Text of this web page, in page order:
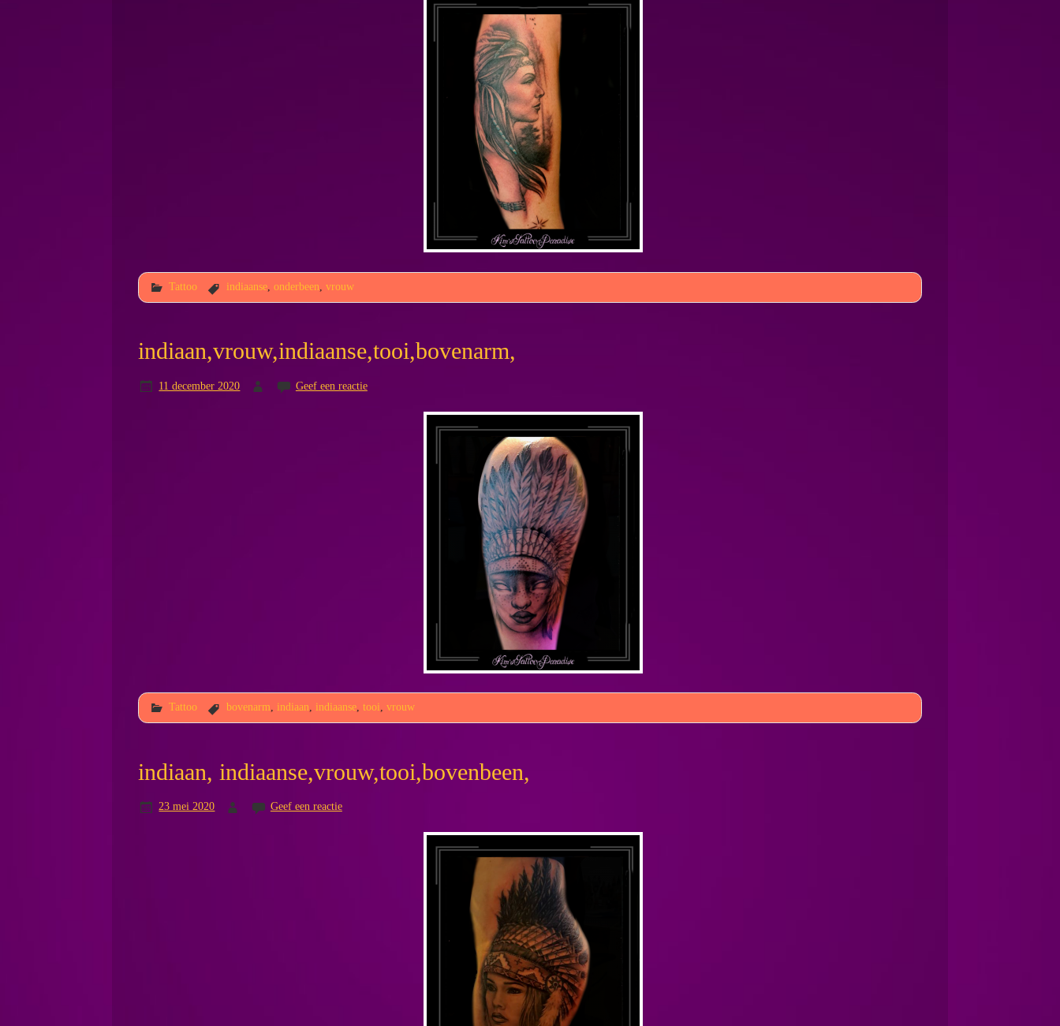
Tattoo indiaanse ,onderbeen ,vrouw
indiaan,vrouw,indiaanse,tooi,bovenarm,
11 december 2020 Geef een reactie
Tattoo bovenarm, indiaan, indiaanse,tooi,vrouw
indiaan, indiaanse,vrouw,tooi,bovenbeen,
23 mei 2020 Geef een reactie